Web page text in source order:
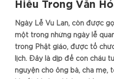
Hiếu Trong Văn
Ngày Lễ Vu Lan, còn được
một trong những ngày lễ
trong Phật giáo, được tổ
lịch. Đây là dịp để con cháu
nguyện cho ông bà, cha mẹ,